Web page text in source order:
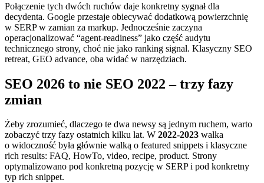
Połączenie tych dwóch ruchów daje konkretny sygnał dla
decydenta. Google przestaje obiecywać dodatkową powierzchnię
w SERP w zamian za markup. Jednocześnie zaczyna
operacjonalizować “agent-readiness” jako część audytu
technicznego strony, choć nie jako ranking signal. Klasyczny SEO
retreat, GEO advance, oba widać w narzędziach.
SEO 2026 to nie SEO 2022 – trzy fazy
zmian
Żeby zrozumieć, dlaczego te dwa newsy są jednym ruchem, warto
zobaczyć trzy fazy ostatnich kilku lat. W 2022-2023 walka
o widoczność była głównie walką o featured snippets i klasyczne
rich results: FAQ, HowTo, video, recipe, product. Strony
optymalizowano pod konkretną pozycję w SERP i pod konkretny
typ rich snippet.